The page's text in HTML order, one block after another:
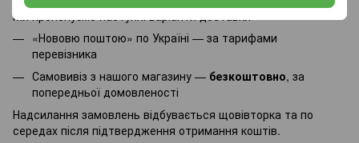
Ми пропонуємо наступні варіанти доставки
«Нововю поштою» по Україні — за тарифами
перевізника
Самовивіз з нашого магазину — безкоштовно, за
попередньої домовленості
Надсилання замовлень відбувається щовівторка та по
середах після підтвердження отримання коштів.